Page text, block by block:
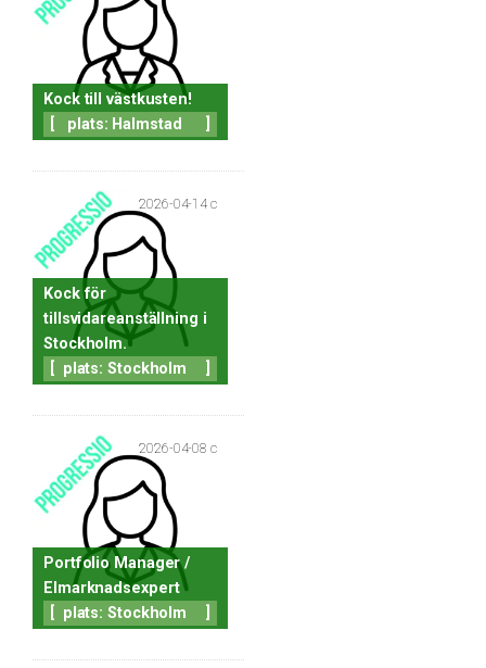
Kock till västkusten!
plats: Halmstad
2026-04-14 c
Kock för
tillsvidareanställning i
Stockholm.
plats: Stockholm
2026-04-08 c
Portfolio Manager /
Elmarknadsexpert
plats: Stockholm